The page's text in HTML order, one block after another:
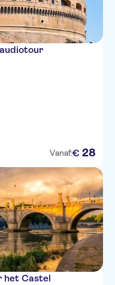
Vanaf:€ 28
het Castel